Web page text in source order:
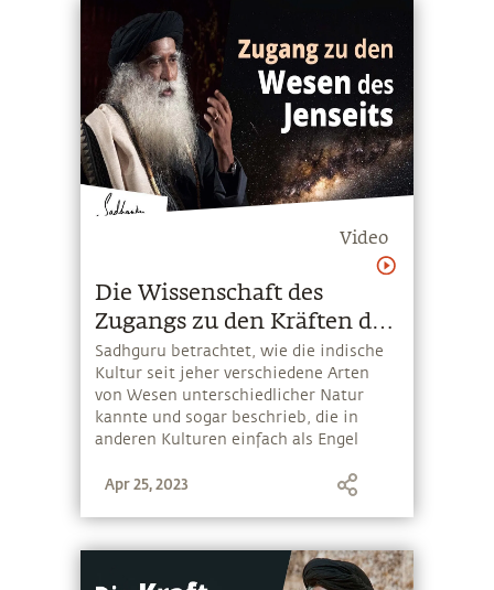
Video
Die Wissenschaft des
Zugangs zu den Kräften des
Jenseits
Sadhguru betrachtet, wie die indische
Kultur seit jeher verschiedene Arten
von Wesen unterschiedlicher Natur
kannte und sogar beschrieb, die in
anderen Kulturen einfach als Engel
viele Rituale und Prozesse gab, um
Apr 25, 2023